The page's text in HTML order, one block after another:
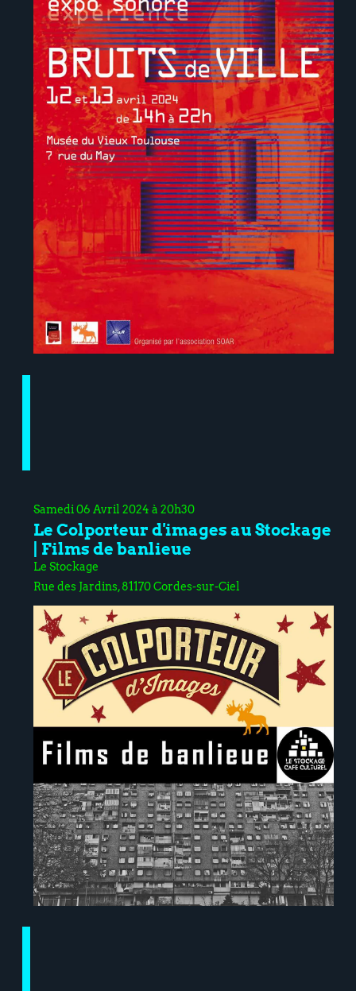
Samedi 06 Avril 2024 à 20h30
Le Colporteur d'images au Stockage
| Films de banlieue
Le Stockage
Rue des Jardins, 81170 Cordes-sur-Ciel